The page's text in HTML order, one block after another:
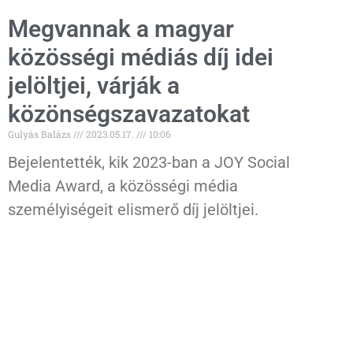
Megvannak a magyar
közösségi médiás díj idei
jelöltjei, várják a
közönségszavazatokat
Gulyás Balázs 2023.05.17. 10:06
Bejelentették, kik 2023-ban a JOY Social
Media Award, a közösségi média
személyiségeit elismerő díj jelöltjei.